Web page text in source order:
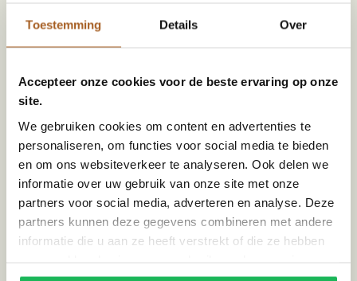
Toestemming Details Over
Accepteer onze cookies voor de beste ervaring op onze
site.
We gebruiken cookies om content en advertenties te
personaliseren, om functies voor social media te bieden
en om ons websiteverkeer te analyseren. Ook delen we
informatie over uw gebruik van onze site met onze
partners voor social media, adverteren en analyse. Deze
partners kunnen deze gegevens combineren met andere
informatie die u aan ze heeft verstrekt of die ze hebben
Vitrine gedeelte: 1 glazen klepdeur van 25 cm hoog
Dichte gedeelte: 2 dichte deuren van 85 cm hoog + 2 legger(2) (3
legruimtes).
Contact gegevens van onze maatwerkmeubel expert:
WhatsApp: 06 21332716
Specificaties
Afmeting (HxBxD) 120x75x45
Kleur RAL 5008 Grijsblauw
Materiaal Glas, Metaal